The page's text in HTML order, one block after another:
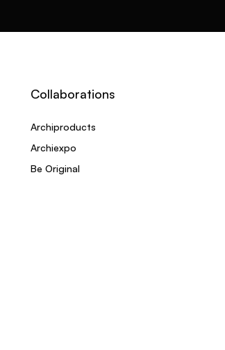
Collaborations
Archiproducts
Archiexpo
Be Original